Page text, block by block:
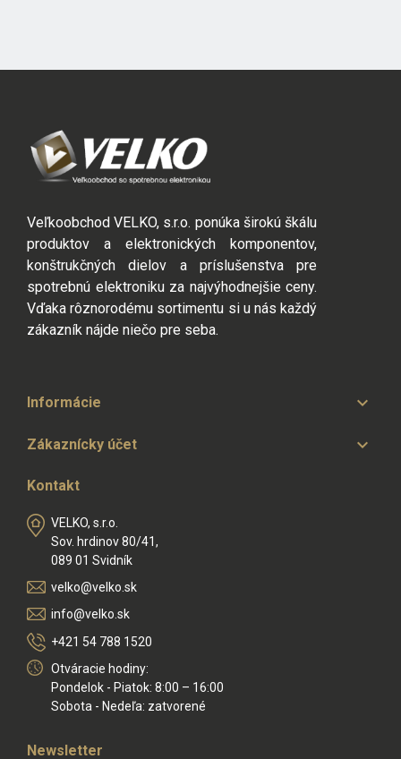
Veľkoobchod VELKO, s.r.o. ponúka širokú škálu
produktov a elektronických komponentov,
konštrukčných dielov a príslušenstva pre
spotrebnú elektroniku za najvýhodnejšie ceny.
Vďaka rôznorodému sortimentu si u nás každý
zákazník nájde niečo pre seba.
Informácie 
Zákaznícky účet 
Kontakt
VELKO, s.r.o.
Sov. hrdinov 80/41,
089 01 Svidník
velko@velko.sk
info@velko.sk
+421 54 788 1520
Otváracie hodiny:
Pondelok - Piatok: 8:00 – 16:00
Sobota - Nedeľa: zatvorené
Newsletter